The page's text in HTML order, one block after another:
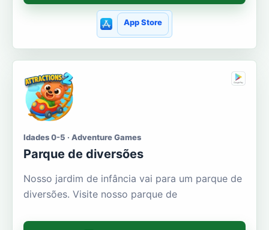
App Store
Idades 0-5 · Adventure Games
Parque de diversões
Nosso jardim de infância vai para um parque de
diversões. Visite nosso parque de